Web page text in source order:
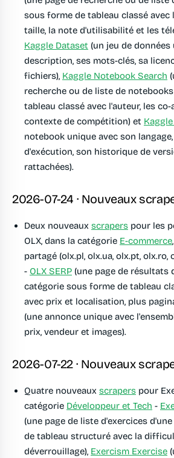
sous forme de tableau classé avec
taille, la note d'utilisabilité et les
Kaggle Dataset (un jeu de données
description, ses mots-clés, sa
fichiers), Kaggle Notebook Search
recherche ou de liste de
tableau classé avec l'auteur, les
contexte de compétition) et
notebook unique avec son
d'exécution, son historique de
rattachées).
2026-07-24 · Nouveaux
Deux nouveaux scrapers pour les
OLX, dans la catégorie E-commerce
partagé (olx.pl, olx.ua, olx.pt, olx.ro,
- OLX SERP (une page de résultats
catégorie sous forme de tableau
avec prix et localisation, plus
(une annonce unique avec
prix, vendeur et images).
2026-07-22 · Nouveaux
Quatre nouveaux scrapers pour
catégorie Développeur et Tech -
(une page de liste d'exercices
de tableau structuré avec la
déverrouillage), Exercism Exercise